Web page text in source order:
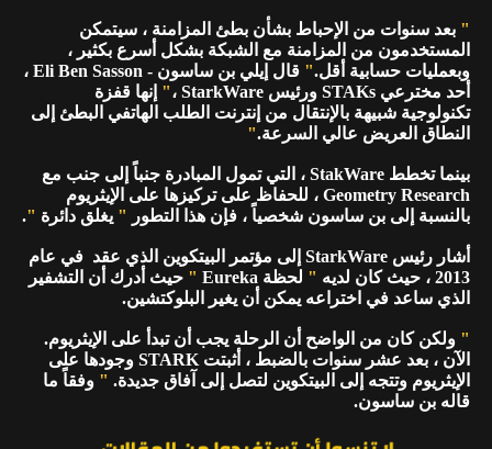
" بعد سنوات من الإحباط بشأن بطئ المزامنة ، سيتمكن
المستخدمون من المزامنة مع الشبكة بشكل أسرع بكثير ،
وبعمليات حسابية أقل."
قال إيلي بن ساسون - Eli Ben Sasson ،
أحد مخترعي STAKs ورئيس StarkWare ،
" إنها قفزة
تكنولوجية شبيهة بالإنتقال من إنترنت الطلب الهاتفي البطئ إلى
النطاق العريض عالي السرعة."
بينما تخطط StakWare ، التي تمول المبادرة جنباً إلى جنب مع
Geometry Research ، للحفاظ على تركيزها على الإيثريوم
بالنسبة إلى بن ساسون شخصياً ، فإن هذا التطور
" يغلق دائرة "
.
أشار رئيس StarkWare إلى مؤتمر البيتكوين الذي عقد في عام
2013 ، حيث كان لديه
" لحظة Eureka " حيث أدرك أن التشفير
الذي ساعد في اختراعه يمكن أن يغير البلوكتشين.
" ولكن كان من الواضح أن الرحلة يجب أن تبدأ على الإيثريوم.
الآن ، بعد عشر سنوات بالضبط ، أثبتت STARK وجودها على
الإيثريوم وتتجه إلى البيتكوين لتصل إلى آفاق جديدة. " وفقاً ما
قاله بن ساسون.